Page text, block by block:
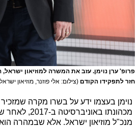
פרופ' ערן נוימן. עזב את המשרה למוזיאון
חזר לתפקידו הקודם (צילום: אלי פוזנר, מוזיאון
נוימן בעצמו ידע על בשרו מקרה
מכהונתו
מנכ"ל מוזיאון ישראל. אלא שבמהרה